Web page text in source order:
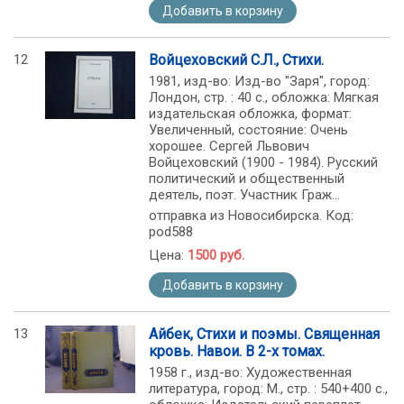
Добавить в корзину
12 Войцеховский С.Л., Стихи.
1981, изд-во: Изд-во "Заря", город:
Лондон, стр. : 40 с., обложка: Мягкая
издательская обложка, формат:
Увеличенный, состояние: Очень
хорошее. Сергей Львович
Войцеховский (1900 - 1984). Русский
политический и общественный
деятель, поэт. Участник Граж...
отправка из Новосибирска. Код:
pod588
Цена: 1500 руб.
Добавить в корзину
13
Айбек, Стихи и поэмы. Священная
кровь. Навои. В 2-х томах.
1958 г., изд-во: Художественная
литература, город: М., стр. : 540+400 с.,